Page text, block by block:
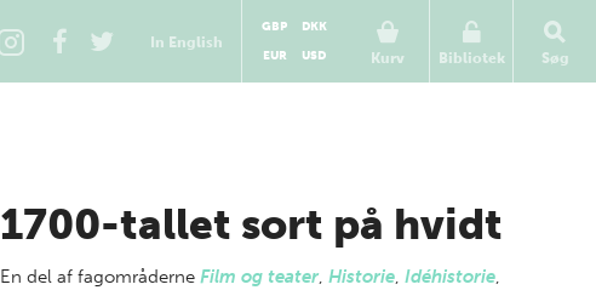
In English
Kurv
GBP
DKK
EUR
USD Bibliotek Søg
1700-tallet sort på hvidt
En del af fagområderne Film og teater, Historie, Idéhistorie,